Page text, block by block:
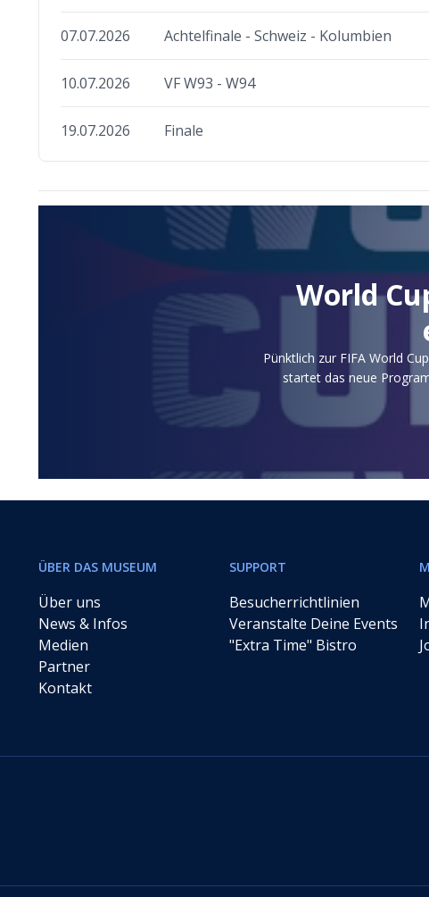
07.07.2026 Achtelfinale - Schweiz - Kolumbien
10.07.2026 VF W93 - W94
19.07.2026 Finale
World
Pünktlich zur FIFA World
startet das neue
ÜBER DAS MUSEUM
Über uns
News & Infos
Medien
Partner
Kontakt
SUPPORT
Besucherrichtlinien
Veranstalte Deine Events
"Extra Time" Bistro